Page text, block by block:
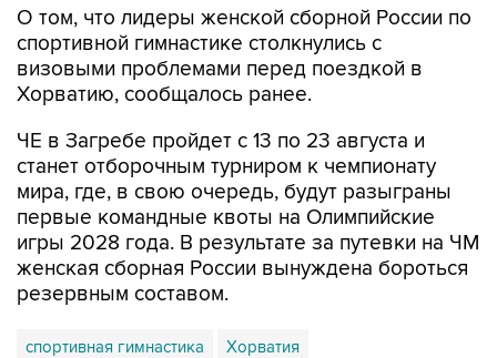
О том, что лидеры женской сборной России по
спортивной гимнастике столкнулись с
визовыми проблемами перед поездкой в
Хорватию, сообщалось ранее.
ЧЕ в Загребе пройдет с 13 по 23 августа и
станет отборочным турниром к чемпионату
мира, где, в свою очередь, будут разыграны
первые командные квоты на Олимпийские
игры 2028 года. В результате за путевки на ЧМ
женская сборная России вынуждена бороться
резервным составом.
спортивная гимнастика Хорватия